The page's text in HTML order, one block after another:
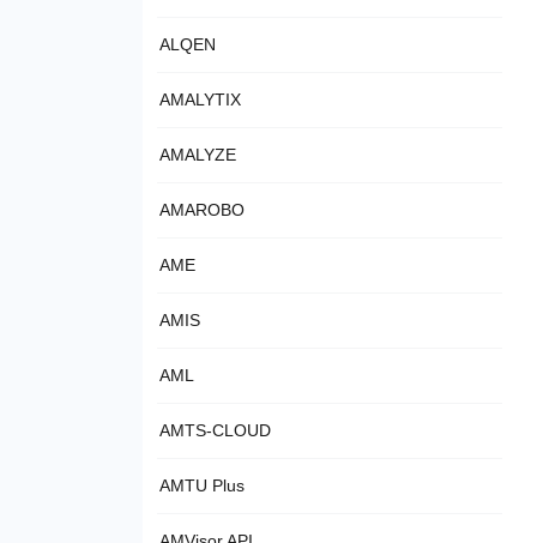
ALQEN
AMALYTIX
AMALYZE
AMAROBO
AME
AMIS
AML
AMTS-CLOUD
AMTU Plus